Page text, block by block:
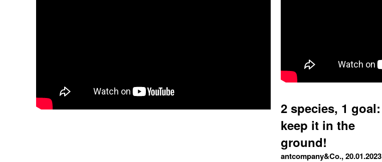
2 species, 1 goal:
keep it in the
ground!
antcompany&Co., 20.01.2023